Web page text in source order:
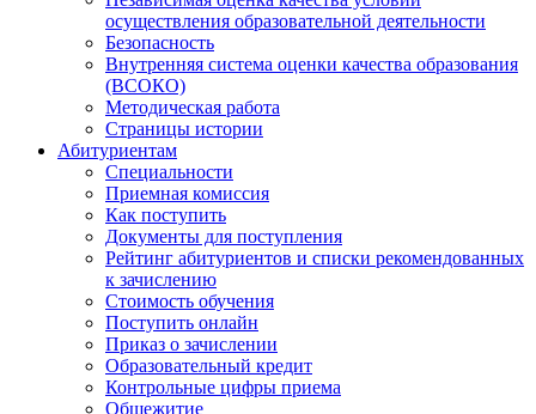
осуществления образовательной деятельности
Безопасность
Внутренняя система оценки качества образования
(ВСОКО)
Методическая работа
Страницы истории
Абитуриентам
Специальности
Приемная комиссия
Как поступить
Документы для поступления
Рейтинг абитуриентов и списки рекомендованных
к зачислению
Стоимость обучения
Поступить онлайн
Приказ о зачислении
Образовательный кредит
Контрольные цифры приема
Общежитие